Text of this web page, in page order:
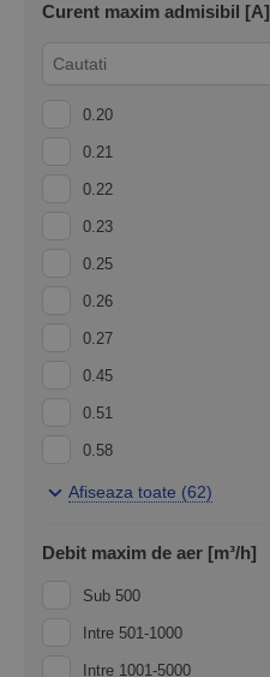
Curent maxim admisibil [A]
0.20
0.21
0.22
0.23
0.25
0.26
0.27
0.45
0.51
0.58
0.61
0.79
0.80
0.895
0.90
Afiseaza toate (62)
Debit maxim de aer [m³/h]
Sub 500
Intre 501-1000
Intre 1001-5000